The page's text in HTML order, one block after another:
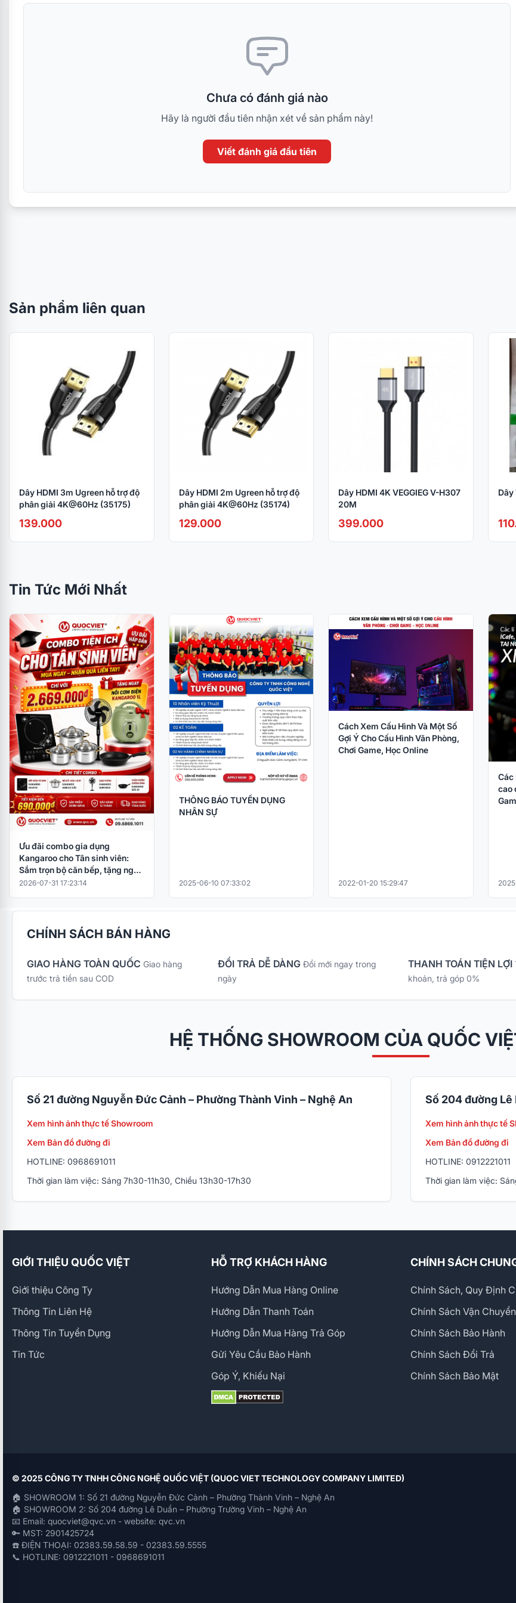
Cáp VGA 1,5m được
liệu ferit từ tính bằng
đến 1600×1280 cho
màn hình lớn hoặc
Cáp máy chiếu 1,5M
dương chuẩn VGA
Dây VGA 1,5M cao
chuyên dùng cho máy
Chưa có đánh giá nào
Hãy là người đầu tiên nhận xét về sản phẩm này!
Viết đánh giá đầu tiên
Sản phẩm liên quan
Dây HDMI 3m Ugreen hỗ trợ độ
phân giải 4K@60Hz (35175)
139.000
Dây HDMI 2m Ugreen hỗ trợ độ
phân giải 4K@60Hz (35174)
129.000
Dây HDMI 4K VEGGIEG V-H307
20M
399.000
Dây
Tin Tức Mới Nhất
Ưu đãi combo gia dụng
Kangaroo cho Tân sinh viên:
Sắm trọn bộ căn bếp, tặng ngay
nồi cơm điện
2026-07-31 17:23:14
THÔNG BÁO TUYỂN DỤNG
NHÂN SỰ
2025-06-10 07:33:02
Cách Xem Cấu Hình Và Một Số
Gợi Ý Cho Cấu Hình Văn Phòng,
Chơi Game, Học Online
2022-01-20 15:29:47
Các
cao
CHÍNH SÁCH BÁN HÀNG
GIAO HÀNG TOÀN QUỐC Giao hàng
trước trả tiền sau COD
ĐỔI TRẢ DỄ DÀNG Đổi mới ngay trong
ngày
THANH TOÁN TIỆN LỢI
khoản, trả góp 0%
HỆ THỐNG SHOWROOM CỦA QUỐC
Số 21 đường Nguyễn Đức Cảnh – Phường Thành Vinh – Nghệ An
Xem hình ảnh thực tế Showroom
Xem Bản đồ đường đi
HOTLINE: 0968691011
Thời gian làm việc: Sáng 7h30-11h30, Chiều 13h30-17h30
Số 204 đường Lê
Xem hình ảnh thực tế
Xem Bản đồ đường đi
HOTLINE: 0912221011
Thời gian làm việc:
GIỚI THIỆU QUỐC VIỆT
Giới thiệu Công Ty
Thông Tin Liên Hệ
Thông Tin Tuyển Dụng
Tin Tức
HỖ TRỢ KHÁCH HÀNG
Hướng Dẫn Mua Hàng Online
Hướng Dẫn Thanh Toán
Hướng Dẫn Mua Hàng Trả Góp
Gửi Yêu Cầu Bảo Hành
Góp Ý, Khiếu Nại
CHÍNH SÁCH
Chính Sách, Quy Định
Chính Sách Vận Chuyển
Chính Sách Bảo Hành
Chính Sách Đổi Trả
Chính Sách Bảo Mật
© 2025 CÔNG TY TNHH CÔNG NGHỆ QUỐC VIỆT (QUOC VIET TECHNOLOGY COMPANY LIMITED)
🏠 SHOWROOM 1: Số 21 đường Nguyễn Đức Cảnh – Phường Thành Vinh – Nghệ An
🏠 SHOWROOM 2: Số 204 đường Lê Duẩn – Phường Trường Vinh – Nghệ An
📧 Email: quocviet@qvc.vn - website: qvc.vn
🔑 MST: 2901425724
☎️ ĐIỆN THOẠI: 02383.59.58.59 - 02383.59.5555
📞 HOTLINE: 0912221011 - 0968691011